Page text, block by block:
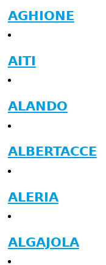
AGHIONE
AITI
ALANDO
ALBERTACCE
ALERIA
ALGAJOLA